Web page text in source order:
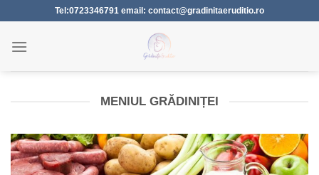
content
Tel:0723346791 email: contact@gradinitaeruditio.ro
MENIUL GRĂDINIȚEI